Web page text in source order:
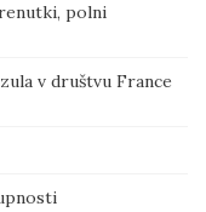
polni
v društvu France